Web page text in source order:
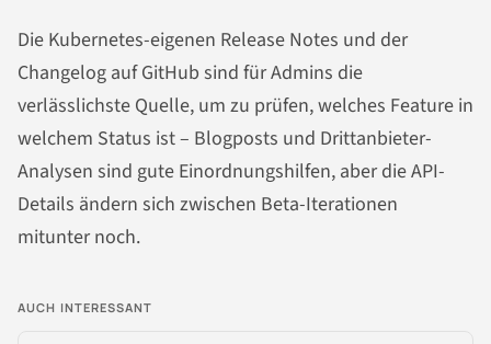
Die Kubernetes-eigenen Release Notes und der
Changelog auf GitHub sind für Admins die
verlässlichste Quelle, um zu prüfen, welches Feature in
welchem Status ist – Blogposts und Drittanbieter-
Analysen sind gute Einordnungshilfen, aber die API-
Details ändern sich zwischen Beta-Iterationen
mitunter noch.
AUCH INTERESSANT